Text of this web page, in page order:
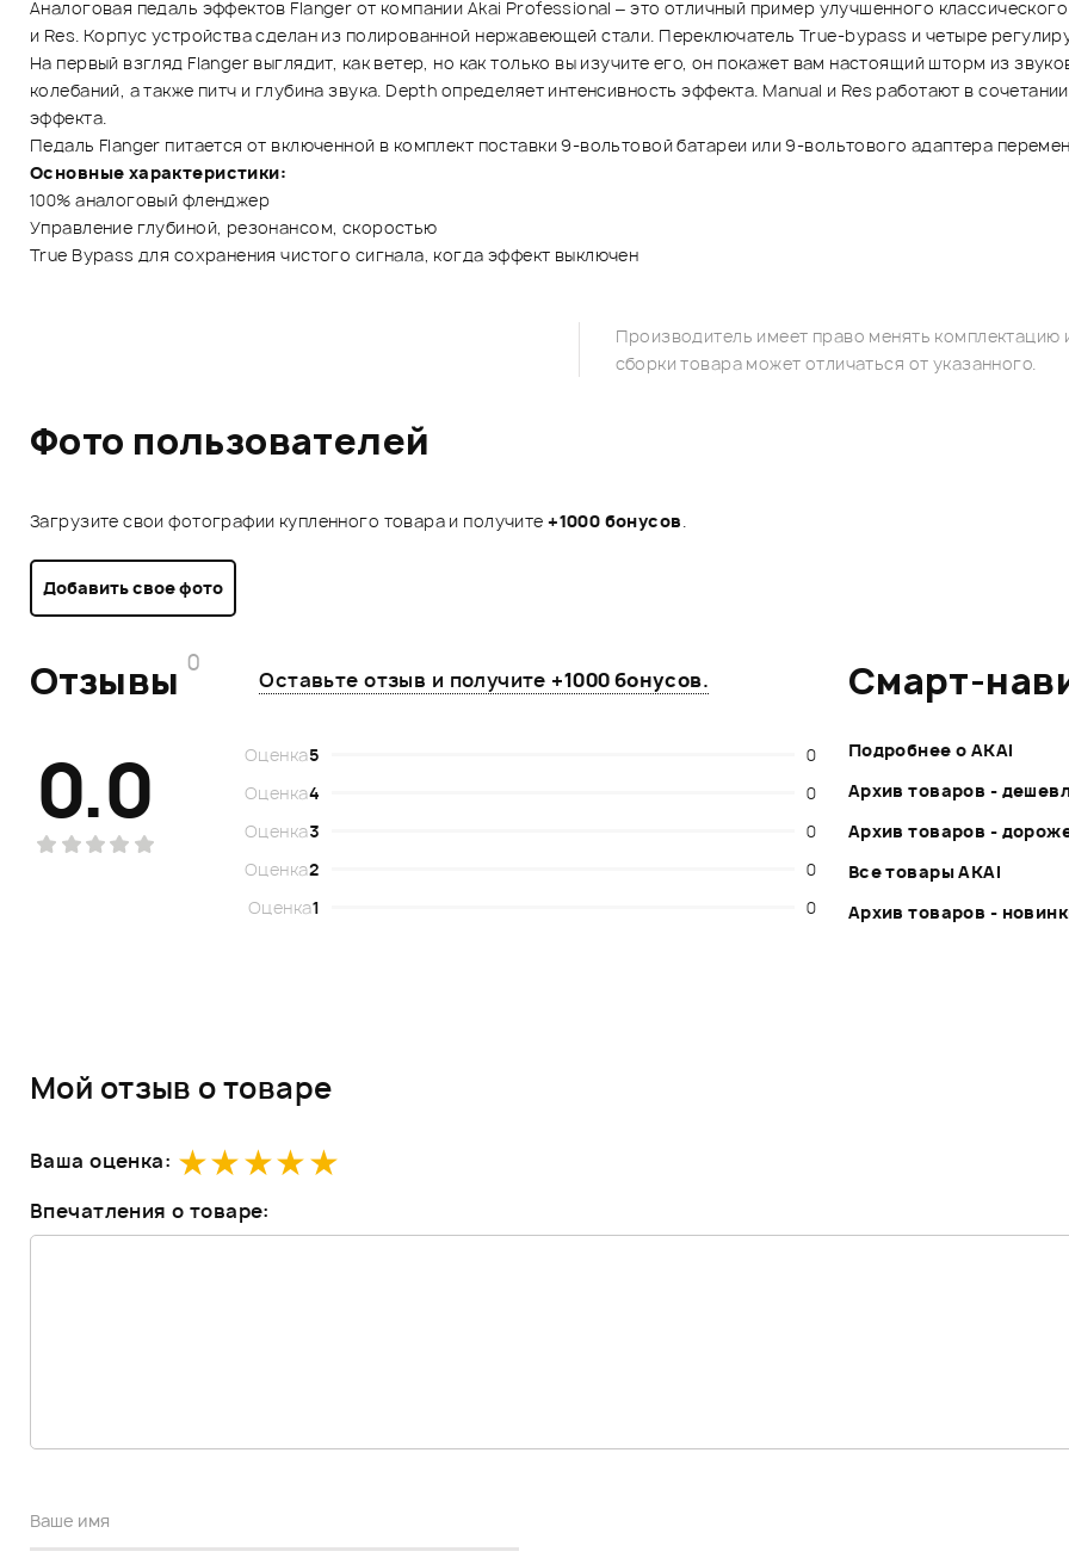
Аналоговая педаль эффектов Flanger от компании Akai Professional – это отличный пример улучшенного
и Res. Корпус устройства сделан из полированной нержавеющей стали. Переключатель True-bypass и четыре
На первый взгляд Flanger выглядит, как ветер, но как только вы изучите его, он покажет вам настоящий шторм из
колебаний, а также питч и глубина звука. Depth определяет интенсивность эффекта. Manual и Res работают в
эффекта.
Педаль Flanger питается от включенной в комплект поставки 9-вольтовой батареи или 9-вольтового адаптера
Основные характеристики:
100% аналоговый фленджер
Управление глубиной, резонансом, скоростью
True Bypass для сохранения чистого сигнала, когда эффект выключен
Производитель имеет право менять
сборки товара может отличаться от указанного.
Фото пользователей
Загрузите свои фотографии купленного товара и получите+1000 бонусов.
Добавить свое фото
Отзывы 0
Оставьте отзыв и получите +1000 бонусов.
0.0 Оценка5
0
Оценка4
0
Оценка3
0
Оценка2
0
Оценка1 0
Смарт-
Подробнее о AKAI
Архив товаров -
Архив товаров -
Все товары AKAI
Архив товаров -
Мой отзыв о товаре
Ваша оценка:
Впечатления о товаре: